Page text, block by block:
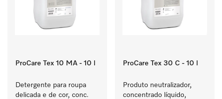
ProCare Tex 10 MA - 10 l
Detergente para roupa
delicada e de cor, conc.
ProCare Tex 30 C - 10 l
Produto neutralizador,
concentrado líquido,